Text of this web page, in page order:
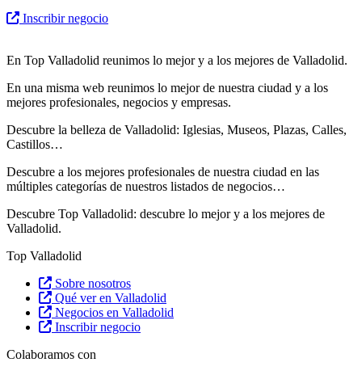
Inscribir negocio
En Top Valladolid reunimos lo mejor y a los mejores de Valladolid.
En una misma web reunimos lo mejor de nuestra ciudad y a los
mejores profesionales, negocios y empresas.
Descubre la belleza de Valladolid: Iglesias, Museos, Plazas, Calles,
Castillos…
Descubre a los mejores profesionales de nuestra ciudad en las
múltiples categorías de nuestros listados de negocios…
Descubre Top Valladolid: descubre lo mejor y a los mejores de
Valladolid.
Top Valladolid
Sobre nosotros
Qué ver en Valladolid
Negocios en Valladolid
Inscribir negocio
Colaboramos con